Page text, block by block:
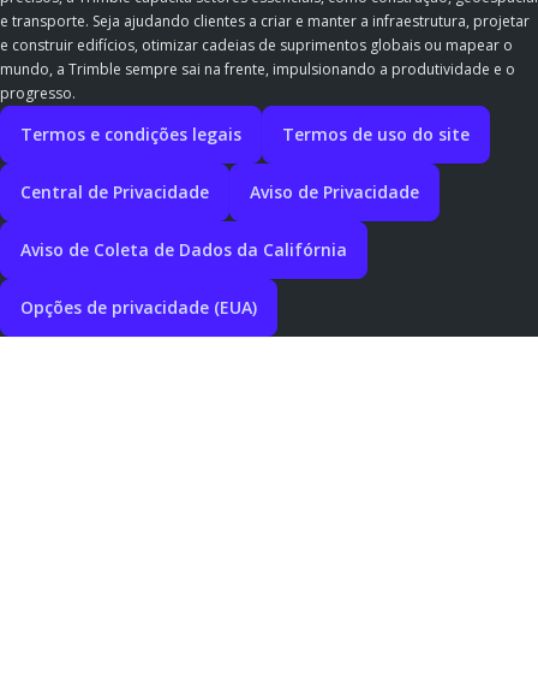
e transporte. Seja ajudando clientes a criar e manter a infraestrutura, projetar
e construir edifícios, otimizar cadeias de suprimentos globais ou mapear o
mundo, a Trimble sempre sai na frente, impulsionando a produtividade e o
progresso.
Termos e condições legais Termos de uso do site
Central de Privacidade Aviso de Privacidade
Aviso de Coleta de Dados da Califórnia
Opções de privacidade (EUA)